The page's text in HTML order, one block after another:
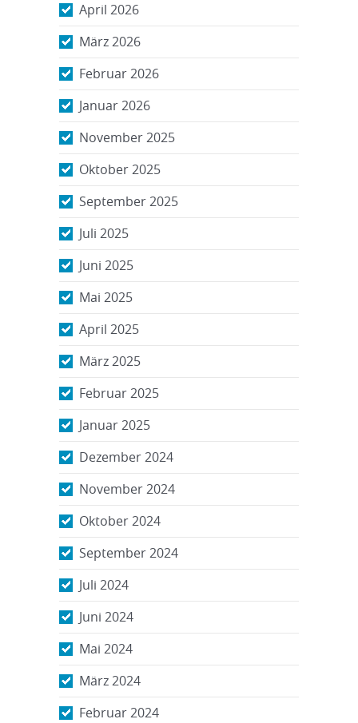
April 2026
März 2026
Februar 2026
Januar 2026
November 2025
Oktober 2025
September 2025
Juli 2025
Juni 2025
Mai 2025
April 2025
März 2025
Februar 2025
Januar 2025
Dezember 2024
November 2024
Oktober 2024
September 2024
Juli 2024
Juni 2024
Mai 2024
März 2024
Februar 2024